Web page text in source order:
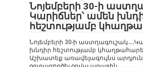
Նոյեմբերի 30-ի
Կարիճներ՝ ամեն
հեշտությամբ
Նոյեմբերի 30-ի
խնդիր հեշտությամբ
Աշխատեք առավելագույնս